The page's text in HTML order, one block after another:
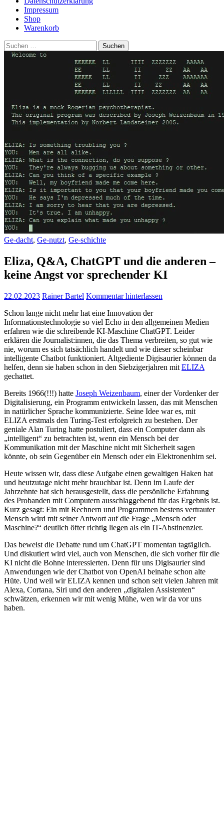
Impressum
Shop
Warenkorb
Suchen
nach:
Ge-dacht, Ge-nutzt, Ge-schichte
Eliza, Q&A, ChatGPT und die anderen –
keine Angst vor sprechender KI
22.02.2023 Rainer Bartel Kommentar hinterlassen
Schon lange nicht mehr hat eine Innovation der
Informationstechnologie so viel Echo in den allgemeinen Medien
erfahren wie die schreibende KI-Maschine ChatGPT. Leider
erklären die Journalist:innen, die das Thema verbreiten, so gut wie
nie, worum es sich tatsächlich handelt und wie dieser scheinbar
intelligente Chatbot funktioniert. Altgediente Digisaurier können da
helfen, denn sie haben schon in den Siebzigerjahren mit ELIZA
gechattet.
Bereits 1966(!!!) hatte Joseph Weizenbaum, einer der Vordenker der
Digitalisierung, ein Programm entwickeln lassen, das mit Menschen
in natürlicher Sprache kommunizierte. Seine Idee war es, mit
ELIZA erstmals den Turing-Test erfolgreich zu bestehen. Der
geniale Alan Turing hatte postuliert, dass ein Computer dann als
„intelligent“ zu betrachten ist, wenn ein Mensch bei der
Kommunikation mit der Maschine nicht mit Sicherheit sagen
könnte, ob sein Gegenüber ein Mensch oder ein Elektronenhirn sei.
Heute wissen wir, dass diese Aufgabe einen gewaltigen Haken hat
und heutzutage nicht mehr brauchbar ist. Denn im Laufe der
Jahrzehnte hat sich herausgestellt, dass die persönliche Erfahrung
des Probanden mit Computern ausschlaggebend für das Ergebnis ist.
Kurz gesagt: Ein mit Rechnern und Programmen bestens vertrauter
Mensch wird mit seiner Antwort auf die Frage „Mensch oder
Maschine?“ deutlich öfter richtig liegen als ein IT-Abstinenzler.
Das beweist die Debatte rund um ChatGPT momentan tagtäglich.
Und diskutiert wird viel, auch von Menschen, die sich vorher für die
KI nicht die Bohne interessierten. Denn für uns Digisaurier sind
Anwendungen wie der Chatbot von OpenAI beinahe schon alte
Hüte. Und weil wir ELIZA kennen und schon seit vielen Jahren mit
Alexa, Cortana, Siri und den anderen „digitalen Assistenten“
schwätzen, erkennen wir mit wenig Mühe, wen wir da vor uns
haben.